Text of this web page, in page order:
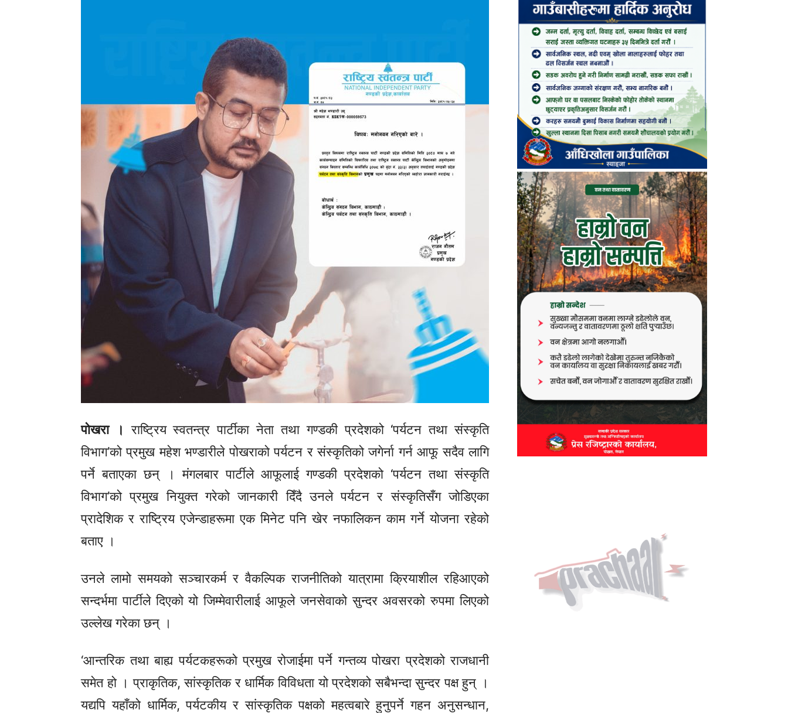
पोखरा । राष्ट्रिय स्वतन्त्र पार्टीका नेता तथा गण्डकी प्रदेशको ‘पर्यटन तथा संस्कृति
विभाग’को प्रमुख महेश भण्डारीले पोखराको पर्यटन र संस्कृतिको जगेर्ना गर्न आफू सदैव लागि
पर्ने बताएका छन् । मंगलबार पार्टीले आफूलाई गण्डकी प्रदेशको ‘पर्यटन तथा संस्कृति
विभाग’को प्रमुख नियुक्त गरेको जानकारी दिँदै उनले पर्यटन र संस्कृतिसँग जोडिएका
प्रादेशिक र राष्ट्रिय एजेन्डाहरूमा एक मिनेट पनि खेर नफालिकन काम गर्ने योजना रहेको
बताए ।
उनले लामो समयको सञ्चारकर्म र वैकल्पिक राजनीतिको यात्रामा क्रियाशील रहिआएको
सन्दर्भमा पार्टीले दिएको यो जिम्मेवारीलाई आफूले जनसेवाको सुन्दर अवसरको रुपमा लिएको
उल्लेख गरेका छन् ।
‘आन्तरिक तथा बाह्य पर्यटकहरूको प्रमुख रोजाईमा पर्ने गन्तव्य पोखरा प्रदेशको राजधानी
समेत हो । प्राकृतिक, सांस्कृतिक र धार्मिक विविधता यो प्रदेशको सबैभन्दा सुन्दर पक्ष हुन् ।
यद्यपि यहाँको धार्मिक, पर्यटकीय र सांस्कृतिक पक्षको महत्वबारे हुनुपर्ने गहन अनुसन्धान,